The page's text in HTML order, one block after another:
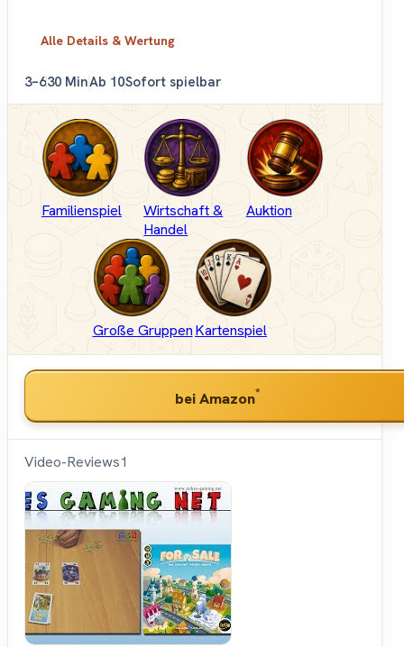
Alle Details & Wertung
3–630 MinAb 10Sofort spielbar
Familienspiel
Wirtschaft &
Handel
Auktion
Große GruppenKartenspiel
bei Amazon*
Video-Reviews1